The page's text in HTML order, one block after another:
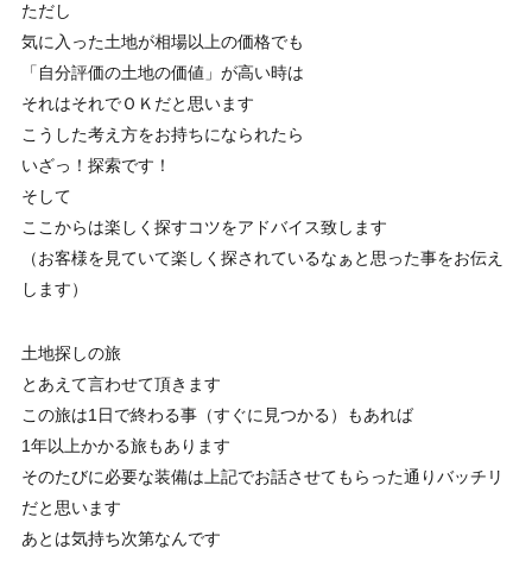
ただし
気に入った土地が相場以上の価格でも
「自分評価の土地の価値」が高い時は
それはそれでＯＫだと思います
こうした考え方をお持ちになられたら
いざっ！探索です！
そして
ここからは楽しく探すコツをアドバイス致します
（お客様を見ていて楽しく探されているなぁと思った事をお伝え
します）
土地探しの旅
とあえて言わせて頂きます
この旅は1日で終わる事（すぐに見つかる）もあれば
1年以上かかる旅もあります
そのたびに必要な装備は上記でお話させてもらった通りバッチリ
だと思います
あとは気持ち次第なんです